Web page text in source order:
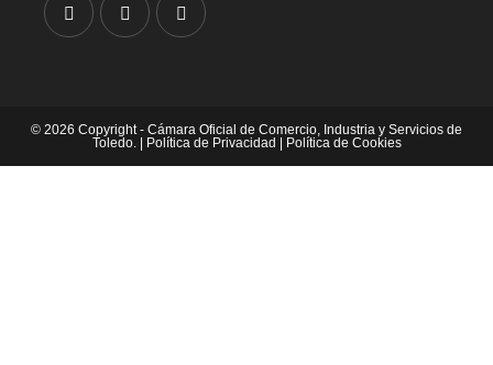
© 2026 Copyright - Cámara Oficial de Comercio, Industria y Servicios de
Toledo. | Política de Privacidad | Política de Cookies